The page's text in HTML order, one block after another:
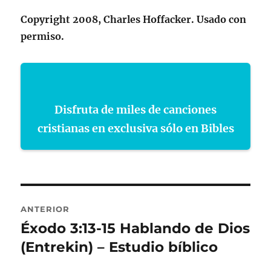
Copyright 2008, Charles Hoffacker. Usado con
permiso.
Disfruta de miles de canciones
cristianas en exclusiva sólo en Bibles
de
entradas
ANTERIOR
Entrada
anterior:
Éxodo 3:13-15 Hablando de Dios
(Entrekin) – Estudio bíblico